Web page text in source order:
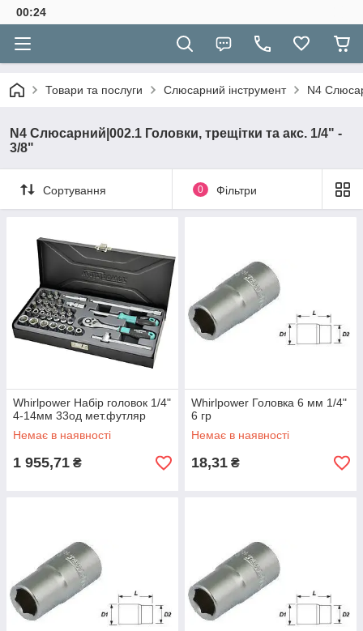
00:24
Товари та послуги Слюсарний інструмент N4
N4 Слюсарний|002.1 Головки, трещітки та акс. 1/4" -
3/8"
Сортування 0 Фільтри
Whirlpower Набір головок 1/4"
4-14мм 33од мет.футляр
Немає в наявності
1 955,71 ₴
Whirlpower Головка 6 мм 1/4"
6 гр
Немає в наявності
18,31 ₴